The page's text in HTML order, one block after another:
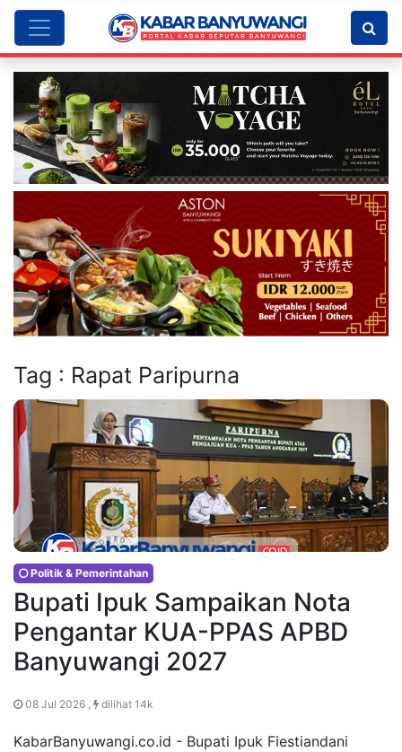
Tag : Rapat Paripurna
Politik & Pemerintahan
Bupati Ipuk Sampaikan Nota
Pengantar KUA-PPAS APBD
Banyuwangi 2027
08 Jul 2026 , dilihat 14k
KabarBanyuwangi.co.id - Bupati Ipuk Fiestiandani